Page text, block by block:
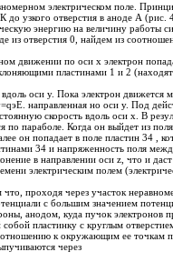
электрическом поле.
до узкого отверстия в аноде А
энергию на величину работы
из отверстия 0, найдем из
движении по оси х электрон
пластинами 1 и 2
оси у. Пока электрон
направленная но оси у. Под
скорость вдоль оси х. В
по параболе. Когда он выйдет из
он попадает в поле пластин 34 ,
34 и напряженность поля
в направлении оси z, что и
электрическим полем
проходя через участок
с большим значением
анодом, куда пучок
пластинку с круглым
к окружающим ее точкам
через